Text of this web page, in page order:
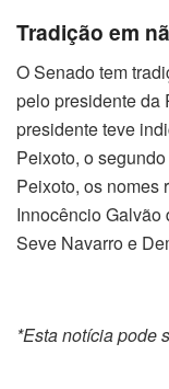
Tradição em
O Senado tem
pelo presidente da
presidente teve
Peixoto, o
Peixoto, os nomes
Innocêncio Galvão
Seve Navarro e
*Esta notícia pode